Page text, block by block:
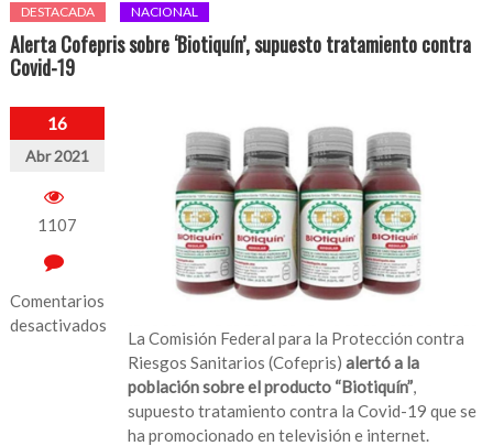
DESTACADA NACIONAL
Alerta Cofepris sobre ‘Biotiquín’, supuesto tratamiento contra
Covid-19
16
Abr 2021
1107
Comentarios
desactivados
La Comisión Federal para la Protección contra
Riesgos Sanitarios (Cofepris)alertó a la
población sobre el producto “Biotiquín”,
supuesto tratamiento contra la Covid-19 que se
ha promocionado en televisión e internet.